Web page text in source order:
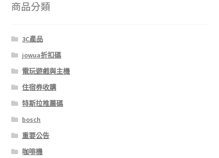
商品分類
3C產品
jowua折扣碼
電玩遊戲與主機
住宿券收購
特斯拉推薦碼
bosch
重要公告
咖啡機